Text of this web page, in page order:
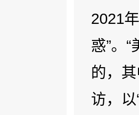
2021
惑”。
的，
访，